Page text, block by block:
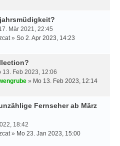
Mär 2021, 22:45
» So 2. Apr 2023, 14:23
13. Feb 2023, 12:06
» Mo 13. Feb 2023, 12:14
Fernseher ab März
18:42
» Mo 23. Jan 2023, 15:00